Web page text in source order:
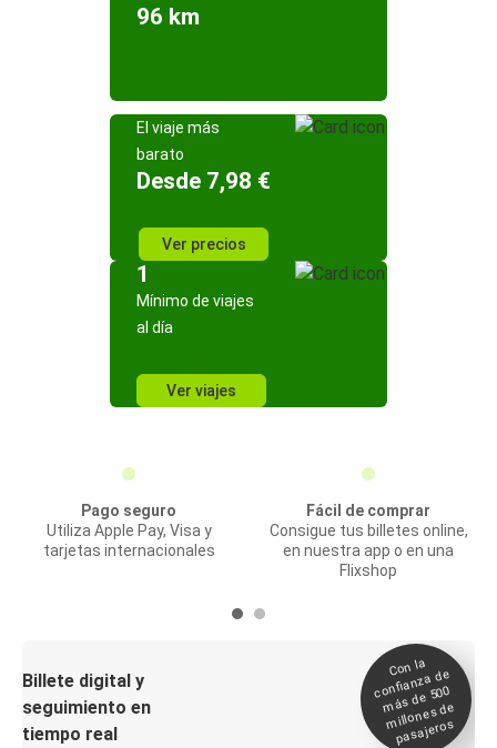
96 km
El viaje más
barato
Desde 7,98 €
Ver precios
1
Mínimo de viajes
al día
Ver viajes
Pago seguro
Utiliza Apple Pay, Visa y
tarjetas internacionales
Fácil de comprar
Consigue tus billetes online,
en nuestra app o en una
Flixshop
Billete digital y
seguimiento en
tiempo real
Con la
confianza de
más de 500
millones de
pasajeros